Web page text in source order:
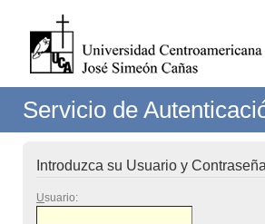
Servicio de
Introduzca su Usuario y
Usuario: